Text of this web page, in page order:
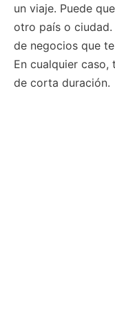
un viaje. Puede
otro país o
de negocios que
En cualquier caso,
de corta duración.